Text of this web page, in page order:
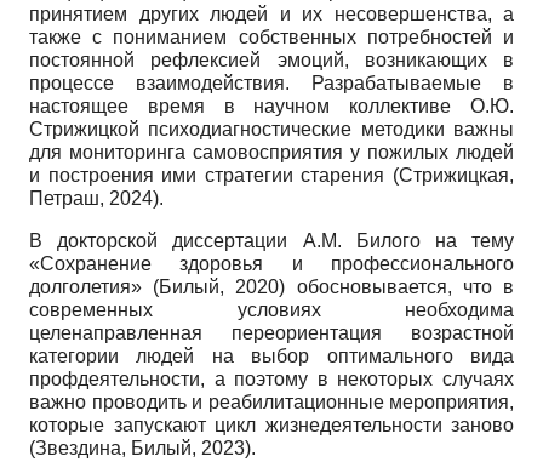
принятием других людей и их несовершенства, а
также с пониманием собственных потребностей и
постоянной рефлексией эмоций, возникающих в
процессе взаимодействия. Разрабатываемые в
настоящее время в научном коллективе О.Ю.
Стрижицкой психодиагностические методики важны
для мониторинга самовосприятия у пожилых людей
и построения ими стратегии старения (Стрижицкая,
Петраш, 2024).
В докторской диссертации А.М. Билого на тему
«Coxpaнeние здоровья и профессионального
долголетия» (Билый, 2020) обосновывается, что в
современных условиях необходима
целенаправленная переориентация возрастной
категории людей на выбор оптимального вида
профдеятельности, а поэтому в некоторых случаях
важно проводить и реабилитационные мероприятия,
которые запускают цикл жизнедеятельности заново
(Звездина, Билый, 2023).